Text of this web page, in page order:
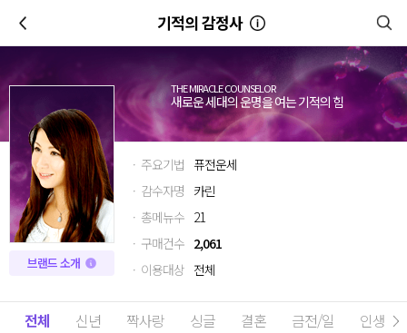
기적의 감정사
THE MIRACLE COUNSELOR
새로운 세대의 운명을 여는 기적의 힘
브랜드 소개
· 주요기법 퓨전운세
· 감수자명 카린
· 총메뉴수 21
· 구매건수 2,061
· 이용대상 전체
전체 신년 짝사랑 싱글 결혼 금전/일 인생고